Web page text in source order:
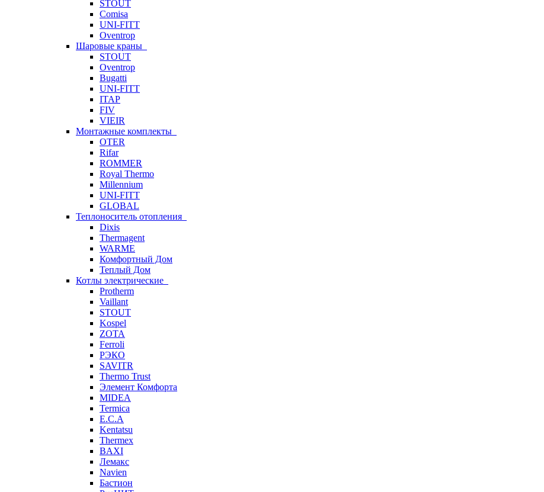
STOUT
Comisa
UNI-FITT
Oventrop
Шаровые краны
STOUT
Oventrop
Bugatti
UNI-FITT
ITAP
FIV
VIEIR
Монтажные комплекты
OTER
Rifar
ROMMER
Royal Thermo
Millennium
UNI-FITT
GLOBAL
Теплоноситель отопления
Dixis
Thermagent
WARME
Комфортный Дом
Теплый Дом
Котлы электрические
Protherm
Vaillant
STOUT
Kospel
ZOTA
Ferroli
РЭКО
SAVITR
Thermo Trust
Элемент Комфорта
MIDEA
Termica
E.C.A
Kentatsu
Thermex
BAXI
Лемакс
Navien
Бастион